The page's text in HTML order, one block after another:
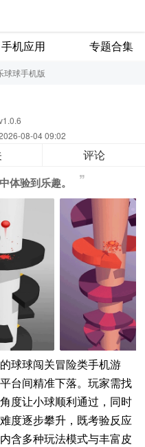
手机应用 专题合集
球球手机版
08-04 09:02
评论
体验到乐趣。
球球闯关冒险类手机游
台间精准下落。玩家需找
度让小球顺利通过，同时
度逐步攀升，既考验反应
含多种玩法模式与丰富皮